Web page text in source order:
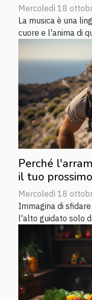
Mercoledì 18
La musica è una
cuore e l'anima di
Perché
il tuo
Mercoledì 18
Immagina di
l'alto guidato solo